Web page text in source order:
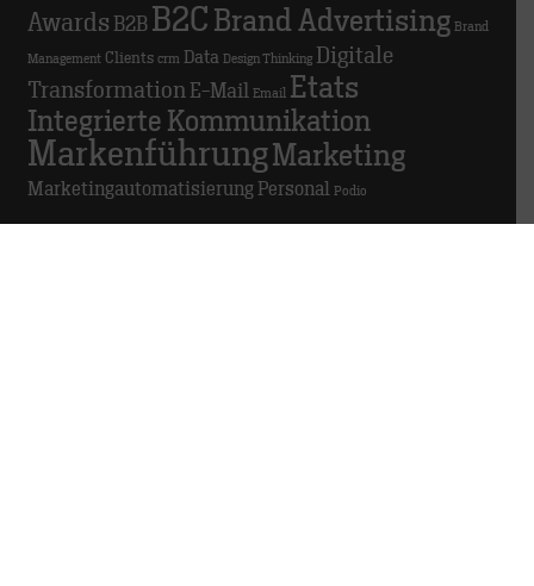
Awards B2B B2C Brand Advertising Brand
Management Clients crm Data Design Thinking Digitale
Transformation E-Mail Email Etats
Integrierte Kommunikation
MarkenführungMarketing
Marketingautomatisierung Personal Podio